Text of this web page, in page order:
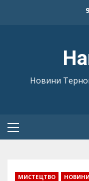
Новини
Primary
МИСТЕЦТВО НОВИНИ